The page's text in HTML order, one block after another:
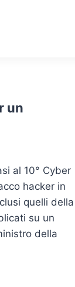
un
al 10° Cyber
hacker in
quelli della
su un
della